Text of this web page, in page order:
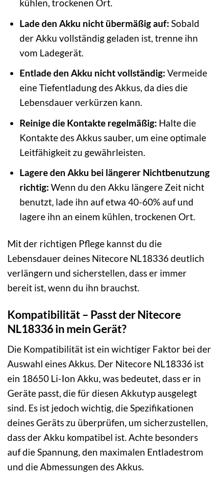
kühlen, trockenen Ort.
Lade den Akku nicht übermäßig auf: Sobald
der Akku vollständig geladen ist, trenne ihn
vom Ladegerät.
Entlade den Akku nicht vollständig: Vermeide
eine Tiefentladung des Akkus, da dies die
Lebensdauer verkürzen kann.
Reinige die Kontakte regelmäßig: Halte die
Kontakte des Akkus sauber, um eine optimale
Leitfähigkeit zu gewährleisten.
Lagere den Akku bei längerer Nichtbenutzung
richtig: Wenn du den Akku längere Zeit nicht
benutzt, lade ihn auf etwa 40-60% auf und
lagere ihn an einem kühlen, trockenen Ort.
Mit der richtigen Pflege kannst du die
Lebensdauer deines Nitecore NL18336 deutlich
verlängern und sicherstellen, dass er immer
bereit ist, wenn du ihn brauchst.
Kompatibilität – Passt der Nitecore
NL18336 in mein Gerät?
Die Kompatibilität ist ein wichtiger Faktor bei der
Auswahl eines Akkus. Der Nitecore NL18336 ist
ein 18650 Li-Ion Akku, was bedeutet, dass er in
Geräte passt, die für diesen Akkutyp ausgelegt
sind. Es ist jedoch wichtig, die Spezifikationen
deines Geräts zu überprüfen, um sicherzustellen,
dass der Akku kompatibel ist. Achte besonders
auf die Spannung, den maximalen Entladestrom
und die Abmessungen des Akkus.